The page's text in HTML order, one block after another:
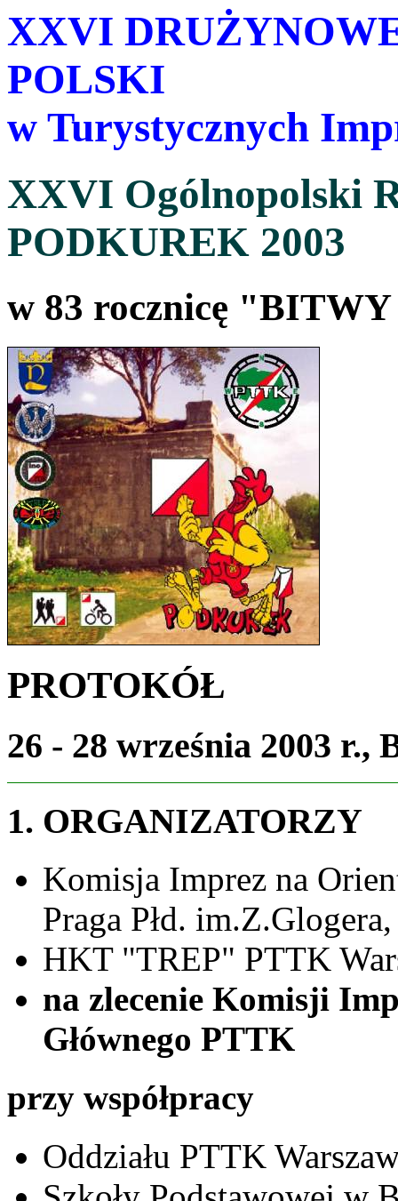
XXVI
POLSKI
w Turystycznych
XXVI Ogólnopolski
PODKUREK 2003
w 83 rocznicę
PROTOKÓŁ
26 - 28 września 2003
1. ORGANIZATORZY
Komisja Imprez na
Praga Płd. im.Z.Glogera,
HKT "TREP" PTTK
na zlecenie Komisji
Głównego PTTK
przy współpracy
Oddziału PTTK